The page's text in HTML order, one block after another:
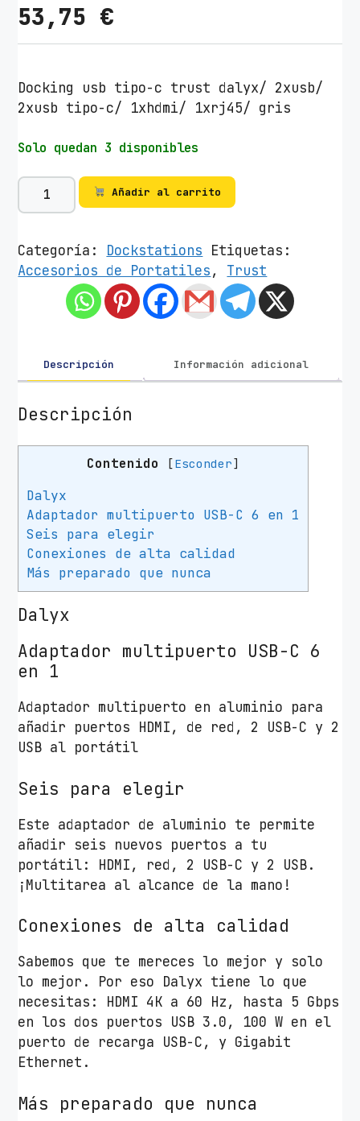
53,75 €
Docking usb tipo-c trust dalyx/ 2xusb/
2xusb tipo-c/ 1xhdmi/ 1xrj45/ gris
Solo quedan 3 disponibles
D
o
k
i
T
i
o
t
D
l
y
/
2
x
S
/
2
x
U
B
i
p
o
-
C
/
x
Añadir al carrito
Categoría: Dockstations Etiquetas:
Accesorios de Portatiles, Trust
Descripción Información adicional
Descripción
Contenido [Esconder]
Dalyx
Adaptador multipuerto USB-C 6 en 1
Seis para elegir
Conexiones de alta calidad
Más preparado que nunca
Dalyx
Adaptador multipuerto USB-C 6
en 1
Adaptador multipuerto en aluminio para
añadir puertos HDMI, de red, 2 USB-C y 2
USB al portátil
Seis para elegir
Este adaptador de aluminio te permite
añadir seis nuevos puertos a tu
portátil: HDMI, red, 2 USB-C y 2 USB.
¡Multitarea al alcance de la mano!
Conexiones de alta calidad
Sabemos que te mereces lo mejor y solo
lo mejor. Por eso Dalyx tiene lo que
necesitas: HDMI 4K a 60 Hz, hasta 5 Gbps
en los dos puertos USB 3.0, 100 W en el
puerto de recarga USB-C, y Gigabit
Ethernet.
Más preparado que nunca